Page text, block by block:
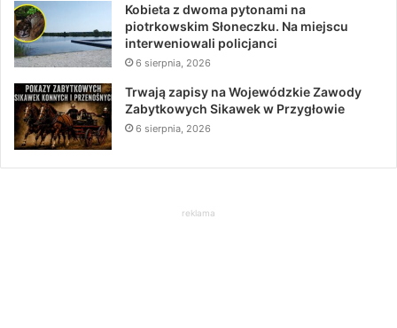
Kobieta z dwoma pytonami na
piotrkowskim Słoneczku. Na miejscu
interweniowali policjanci
6 sierpnia, 2026
Trwają zapisy na Wojewódzkie Zawody
Zabytkowych Sikawek w Przygłowie
6 sierpnia, 2026
reklama